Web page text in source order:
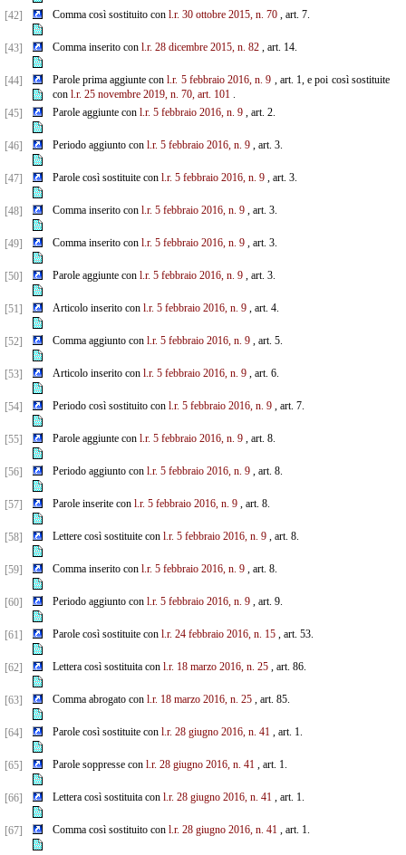
[42] Comma così sostituito con l.r. 30 ottobre 2015, n. 70, art. 7.
[43] Comma inserito con l.r. 28 dicembre 2015, n. 82, art. 14.
[44] Parole prima aggiunte conl.r. 5 febbraio 2016, n. 9 , art. 1, e poi così sostituite
con l.r. 25 novembre 2019, n. 70, art. 101.
[45]
Parole aggiunte con l.r. 5 febbraio 2016, n. 9, art. 2.
[46] Periodo aggiunto con l.r. 5 febbraio 2016, n. 9, art. 3.
[47] Parole così sostituite con l.r. 5 febbraio 2016, n. 9, art. 3.
[48] Comma inserito con l.r. 5 febbraio 2016, n. 9, art. 3.
[49] Comma inserito con l.r. 5 febbraio 2016, n. 9, art. 3.
[50] Parole aggiunte con l.r. 5 febbraio 2016, n. 9, art. 3.
[51] Articolo inserito con l.r. 5 febbraio 2016, n. 9, art. 4.
[52] Comma aggiunto con l.r. 5 febbraio 2016, n. 9, art. 5.
[53] Articolo inserito con l.r. 5 febbraio 2016, n. 9, art. 6.
[54] Periodo così sostituito con l.r. 5 febbraio 2016, n. 9, art. 7.
[55] Parole aggiunte con l.r. 5 febbraio 2016, n. 9, art. 8.
[56] Periodo aggiunto con l.r. 5 febbraio 2016, n. 9, art. 8.
[57] Parole inserite con l.r. 5 febbraio 2016, n. 9, art. 8.
[58] Lettere così sostituite con l.r. 5 febbraio 2016, n. 9, art. 8.
[59] Comma inserito con l.r. 5 febbraio 2016, n. 9, art. 8.
[60] Periodo aggiunto con l.r. 5 febbraio 2016, n. 9, art. 9.
[61] Parole così sostituite con l.r. 24 febbraio 2016, n. 15, art. 53.
[62] Lettera così sostituita con l.r. 18 marzo 2016, n. 25, art. 86.
[63] Comma abrogato con l.r. 18 marzo 2016, n. 25, art. 85.
[64] Parole così sostituite con l.r. 28 giugno 2016, n. 41, art. 1.
[65] Parole soppresse con l.r. 28 giugno 2016, n. 41, art. 1.
[66] Lettera così sostituita con l.r. 28 giugno 2016, n. 41, art. 1.
[67] Comma così sostituito con l.r. 28 giugno 2016, n. 41, art. 1.